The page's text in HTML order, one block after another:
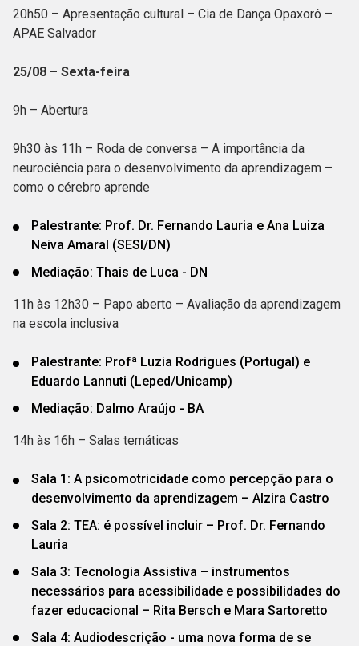
20h50 – Apresentação cultural – Cia de Dança Opaxorô –
APAE Salvador
25/08 – Sexta-feira
9h – Abertura
9h30 às 11h – Roda de conversa – A importância da
neurociência para o desenvolvimento da aprendizagem –
como o cérebro aprende
Palestrante: Prof. Dr. Fernando Lauria e Ana Luiza
Neiva Amaral (SESI/DN)
Mediação: Thais de Luca - DN
11h às 12h30 – Papo aberto – Avaliação da aprendizagem
na escola inclusiva
Palestrante: Profª Luzia Rodrigues (Portugal) e
Eduardo Lannuti (Leped/Unicamp)
Mediação: Dalmo Araújo - BA
14h às 16h – Salas temáticas
Sala 1: A psicomotricidade como percepção para o
desenvolvimento da aprendizagem – Alzira Castro
Sala 2: TEA: é possível incluir – Prof. Dr. Fernando
Lauria
Sala 3: Tecnologia Assistiva – instrumentos
necessários para acessibilidade e possibilidades do
fazer educacional – Rita Bersch e Mara Sartoretto
Sala 4: Audiodescrição - uma nova forma de se